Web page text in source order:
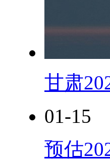
甘肃
01-15
预估